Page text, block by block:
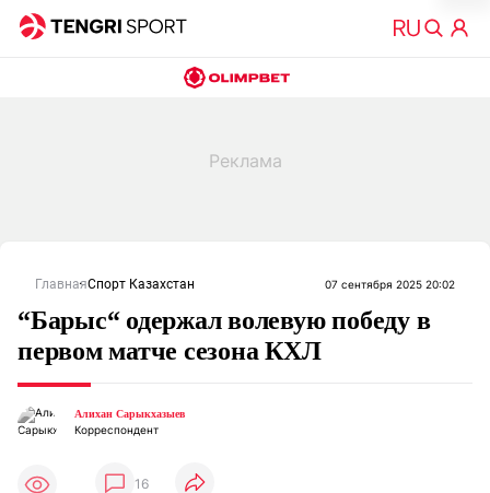
ГлавнаяСпорт Казахстан 07 сентября 2025 20:02
“Барыс“ одержал волевую победу в
первом матче сезона КХЛ
Алихан Сарыкхазыев
Корреспондент
16